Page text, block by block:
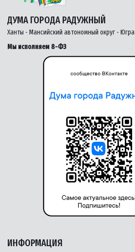
ДУМА ГОРОДА РАДУЖНЫЙ
Ханты - Мансийский автономный округ - Югра
Мы исполняем 8-ФЗ
ИНФОРМАЦИЯ